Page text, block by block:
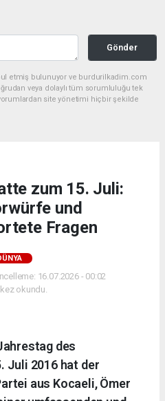
Gönder
etmiş bulunuyor ve burdurilkadim.com
veya dolaylı tüm sorumluluğu tek
site yönetimi hiçbir şekilde
zum 15. Juli:
und
Fragen
16.07.2026 - 00:02
okundu.
des
Juli 2016 hat der
aus Kocaeli, Ömer